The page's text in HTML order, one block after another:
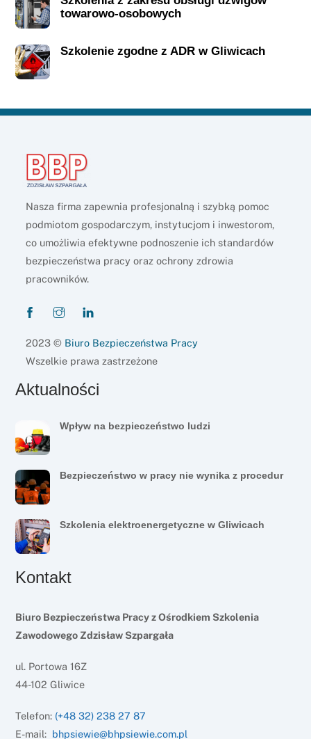
towarowo-osobowych
Szkolenie zgodne z ADR w Gliwicach
Nasza firma zapewnia profesjonalną i szybką pomoc
podmiotom gospodarczym, instytucjom i inwestorom,
co umożliwia efektywne podnoszenie ich standardów
bezpieczeństwa pracy oraz ochrony zdrowia
pracowników.
2023 © Biuro Bezpieczeństwa Pracy
Wszelkie prawa zastrzeżone
Aktualności
Wpływ na bezpieczeństwo ludzi
Bezpieczeństwo w pracy nie wynika z procedur
Szkolenia elektroenergetyczne w Gliwicach
Kontakt
Biuro Bezpieczeństwa Pracy z Ośrodkiem Szkolenia
Zawodowego Zdzisław Szpargała
ul. Portowa 16Z
44-102 Gliwice
Telefon: (+48 32) 238 27 87
E-mail: bhpsiewie@bhpsiewie.com.pl